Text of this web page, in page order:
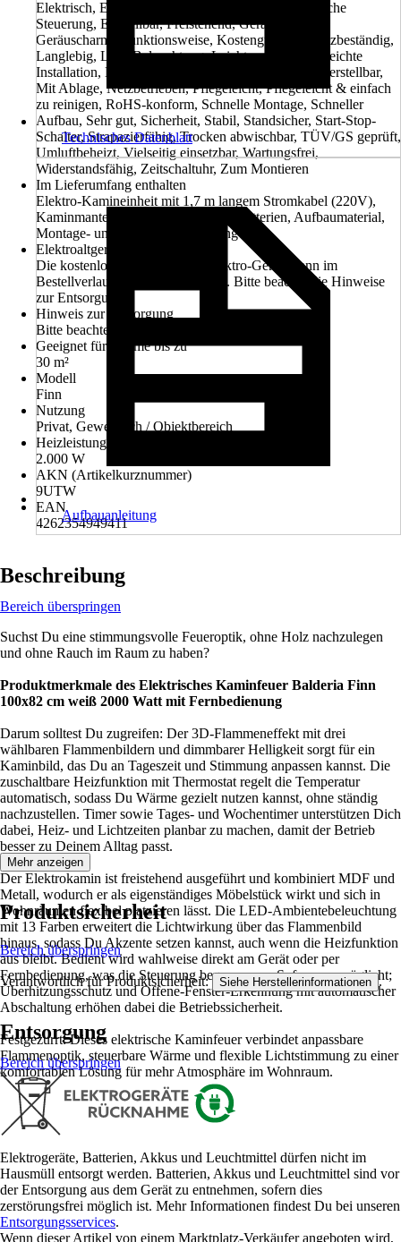
Elektrisch, Elektrisches Regelthermostat, Elektronische
Steuerung, Einstellbar, Freistehend, Geräuscharm,
Geräuscharme Funktionsweise, Kostengünstig, Kratzbeständig,
Langlebig, LED Beleuchtung, Leicht zu reinigen, Leichte
Installation, Leichte Montage, Leuchtet, Mehrfach verstellbar,
Mit Ablage, Netzbetrieben, Pflegeleicht, Pflegeleicht & einfach
zu reinigen, RoHS-konform, Schnelle Montage, Schneller
Aufbau, Sehr gut, Sicherheit, Stabil, Standsicher, Start-Stop-
Schalter, Strapazierfähig, Trocken abwischbar, TÜV/GS geprüft,
Umluftbeheizt, Vielseitig einsetzbar, Wartungsfrei,
Widerstandsfähig, Zeitschaltuhr, Zum Montieren
Im Lieferumfang enthalten
Elektro-Kamineinheit mit 1,7 m langem Stromkabel (220V),
Kaminmantel, Fernbedienung inkl. Batterien, Aufbaumaterial,
Montage- und Bedienungsanleitung
Elektroaltgerät-Rücknahme
Die kostenlose Rückgabe des Elektro-Geräts kann im
Bestellverlauf ausgewählt werden. Bitte beachte die Hinweise
zur Entsorgung.
Hinweis zur Entsorgung
Bitte beachte die Hinweise zur Entsorgung
Geeignet für Räume bis zu
30 m²
Modell
Finn
Nutzung
Privat, Gewerblich / Objektbereich
Heizleistung
2.000 W
AKN (Artikelkurznummer)
9UTW
EAN
4262354949411
Technisches Datenblatt
Aufbauanleitung
Beschreibung
Bereich überspringen
Suchst Du eine stimmungsvolle Feueroptik, ohne Holz nachzulegen
und ohne Rauch im Raum zu haben?
Produktmerkmale des Elektrisches Kaminfeuer Balderia Finn
100x82 cm weiß 2000 Watt mit Fernbedienung
Darum solltest Du zugreifen: Der 3D-Flammeneffekt mit drei
wählbaren Flammenbildern und dimmbarer Helligkeit sorgt für ein
Kaminbild, das Du an Tageszeit und Stimmung anpassen kannst. Die
zuschaltbare Heizfunktion mit Thermostat regelt die Temperatur
automatisch, sodass Du Wärme gezielt nutzen kannst, ohne ständig
nachzustellen. Timer sowie Tages- und Wochentimer unterstützen Dich
dabei, Heiz- und Lichtzeiten planbar zu machen, damit der Betrieb
besser zu Deinem Alltag passt.
Der Elektrokamin ist freistehend ausgeführt und kombiniert MDF und
Metall, wodurch er als eigenständiges Möbelstück wirkt und sich in
Wohnräumen flexibel platzieren lässt. Die LED-Ambientebeleuchtung
mit 13 Farben erweitert die Lichtwirkung über das Flammenbild
hinaus, sodass Du Akzente setzen kannst, auch wenn die Heizfunktion
aus bleibt. Bedient wird wahlweise direkt am Gerät oder per
Fernbedienung, was die Steuerung bequem vom Sofa aus ermöglicht;
Überhitzungsschutz und Offene-Fenster-Erkennung mit automatischer
Abschaltung erhöhen dabei die Betriebssicherheit.
Festgezurrt: Dieses elektrische Kaminfeuer verbindet anpassbare
Flammenoptik, steuerbare Wärme und flexible Lichtstimmung zu einer
komfortablen Lösung für mehr Atmosphäre im Wohnraum.
Mehr anzeigen
Produktsicherheit
Bereich überspringen
Verantwortlich für Produktsicherheit: Siehe Herstellerinformationen .
Entsorgung
Bereich überspringen
Elektrogeräte, Batterien, Akkus und Leuchtmittel dürfen nicht im
Hausmüll entsorgt werden. Batterien, Akkus und Leuchtmittel sind vor
der Entsorgung aus dem Gerät zu entnehmen, sofern dies
zerstörungsfrei möglich ist. Mehr Informationen findest Du bei unseren
Entsorgungsservices.
Wenn dieser Artikel von einem Marktplatz-Verkäufer angeboten wird,